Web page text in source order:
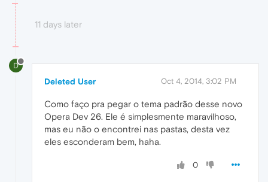
11 days later
D
Deleted User Oct 4, 2014, 3:02 PM
Como faço pra pegar o tema padrão desse novo
Opera Dev 26. Ele é simplesmente maravilhoso,
mas eu não o encontrei nas pastas, desta vez
eles esconderam bem, haha.
0